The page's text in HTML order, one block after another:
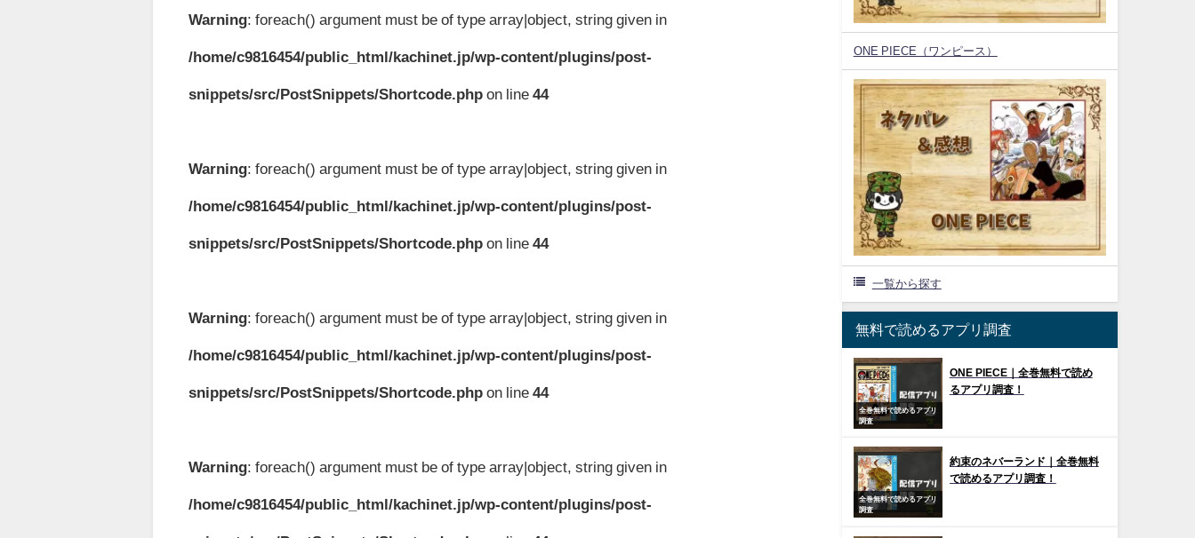
Warning: foreach() argument must be of type array|object, string given in
/home/c9816454/public_html/kachinet.jp/wp-content/plugins/post-
snippets/src/PostSnippets/Shortcode.php on line44
Warning: foreach() argument must be of type array|object, string given in
/home/c9816454/public_html/kachinet.jp/wp-content/plugins/post-
snippets/src/PostSnippets/Shortcode.php on line44
Warning: foreach() argument must be of type array|object, string given in
/home/c9816454/public_html/kachinet.jp/wp-content/plugins/post-
snippets/src/PostSnippets/Shortcode.php on line44
Warning: foreach() argument must be of type array|object, string given in
/home/c9816454/public_html/kachinet.jp/wp-content/plugins/post-
ONE PIECE（ワンピース）
一覧から探す
無料で読めるアプリ調査
全巻無料で読めるアプリ
調査
ONE PIECE｜全巻無料で読め
るアプリ調査！
全巻無料で読めるアプリ
調査
約束のネバーランド｜全巻無料
で読めるアプリ調査！